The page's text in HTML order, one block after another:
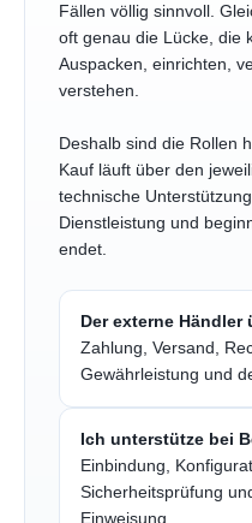
Fällen völlig sinnvoll.
oft genau die Lücke, die
Auspacken, einrichten,
verstehen.
Deshalb sind die Rollen
Kauf läuft über den
technische
Dienstleistung und
endet.
Der externe Händler
Zahlung, Versand,
Gewährleistung und
Ich unterstütze bei
Einbindung,
Sicherheitsprüfung
Einweisung.